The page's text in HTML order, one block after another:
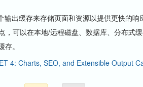
输出缓存来存储页面和资源以提供更快的
，可以在本地/远程磁盘、数据库、分布式缓
。
4: Charts, SEO, and Extensible Output